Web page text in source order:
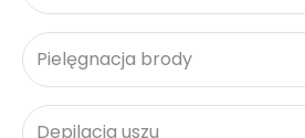
Pielęgnacja brody
Depilacja uszu